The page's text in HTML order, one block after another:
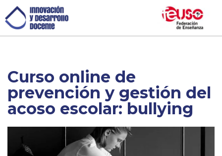
Curso online de
prevención y gestión del
acoso escolar: bullying